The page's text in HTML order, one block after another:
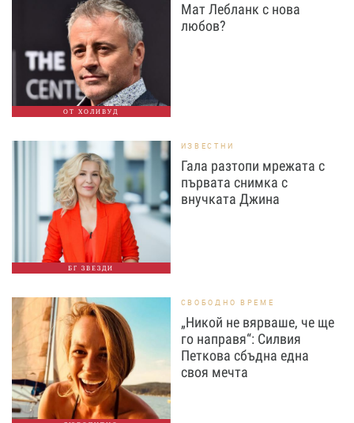
ОТ ХОЛИВУД
Мат Лебланк с нова
любов?
БГ ЗВЕЗДИ
ИЗВЕСТНИ
Гала разтопи мрежата с
първата снимка с
внучката Джина
СВОБОДНО ВРЕМЕ
„Никой не вярваше, че ще
го направя“: Силвия
Петкова сбъдна една
своя мечта